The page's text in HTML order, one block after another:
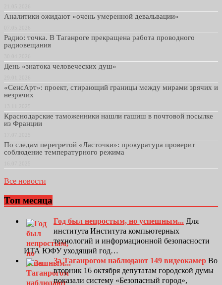
Аналитики ожидают «очень умеренной девальвации»
Радио: точка. В Таганроге прекращена работа проводного
радиовещания
День «знатока человеческих душ»
«СенсАрт»: проект, стирающий границы между мирами зрячих и
незрячих
Краснодарские таможенники нашли гашиш в почтовой посылке
из Франции
По следам перегретой «Ласточки»: прокуратура проверит
соблюдение температурного режима
Все новости
Топ месяца
Год был непростым, но успешным... Для
института Института компьютерных
технологий и информационной безопасности
ИТА ЮФУ уходящий год…
За Таганрогом наблюдают 149 видеокамер Во
вторник 16 октября депутатам городской думы
показали систему «Безопасный город»,